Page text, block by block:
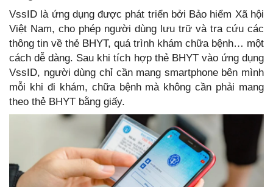
VssID là ứng dụng được phát triển bởi Bảo hiểm Xã hội
Việt Nam, cho phép người dùng lưu trữ và tra cứu các
thông tin về thẻ BHYT, quá trình khám chữa bệnh… một
cách dễ dàng. Sau khi tích hợp thẻ BHYT vào ứng dụng
VssID, người dùng chỉ cần mang smartphone bên mình
mỗi khi đi khám, chữa bệnh mà không cần phải mang
theo thẻ BHYT bằng giấy.